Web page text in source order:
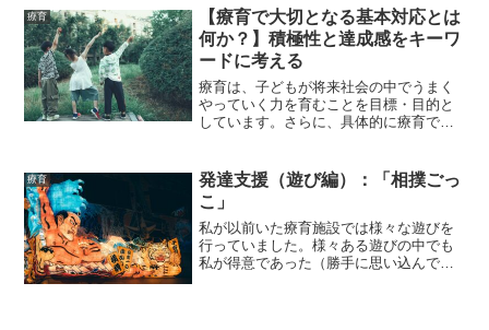
うまくいかないことで、〝愛着障害″に繋
がる危険性がありま...
療育
【療育で大切となる基本対応とは
何か？】積極性と達成感をキーワ
ードに考える
療育は、子どもが将来社会の中でうまく
やっていく力を育むことを目標・目的と
しています。さらに、具体的に療育で大
き基本となる対応にはどのようなものが
あるのでしょうか？そこで...
療育
発達支援（遊び編）：「相撲ごっ
こ」
私が以前いた療育施設では様々な遊びを
行っていました。様々ある遊びの中でも
私が得意であった（勝手に思い込んでい